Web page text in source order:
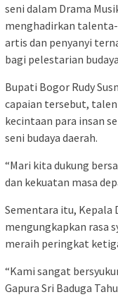
seni dalam Drama
menghadirkan
artis dan penyanyi
bagi pelestarian
Bupati Bogor Rudy
capaian tersebut,
kecintaan para insan
seni budaya daerah.
“Mari kita dukung
dan kekuatan masa
Sementara itu, Kepala
mengungkapkan rasa
meraih peringkat
“Kami sangat
Gapura Sri Baduga